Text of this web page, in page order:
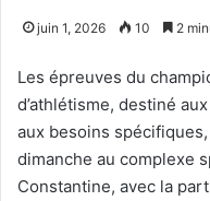
juin 1, 2026 10 2
Les épreuves du
d’athlétisme, destiné
aux besoins
dimanche au complexe
Constantine, avec la